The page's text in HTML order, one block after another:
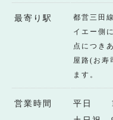
最寄り駅
都営三田
イエー側
点につき
屋路(お寿
ます。
営業時間
平日